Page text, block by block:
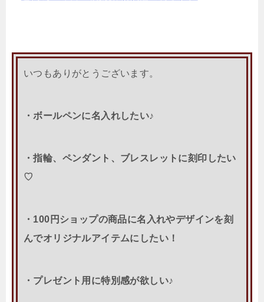
いつもありがとうございます。
・ボールペンに名入れしたい♪
・指輪、ペンダント、ブレスレットに刻印したい
♡
・100円ショップの商品に名入れやデザインを刻
んでオリジナルアイテムにしたい！
・プレゼント用に特別感が欲しい♪